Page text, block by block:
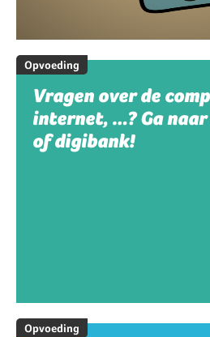
Opvoeding
Vragen over de
internet, …? Ga
of digibank!
Opvoeding